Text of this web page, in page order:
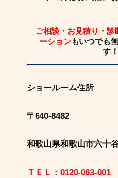
ご相談・お見積り・診
ーションもいつでも
す！
ショールーム住所
〒640-8482
和歌山県和歌山市六十
ＴＥＬ：0120-063-001